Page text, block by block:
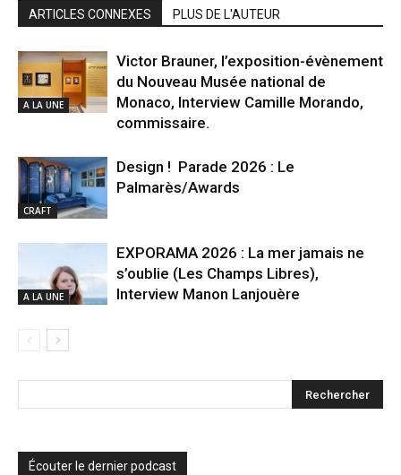
ARTICLES CONNEXES PLUS DE L'AUTEUR
A LA UNE
Victor Brauner, l’exposition-évènement
du Nouveau Musée national de
Monaco, Interview Camille Morando,
commissaire.
CRAFT
Design ! Parade 2026 : Le
Palmarès/Awards
A LA UNE
EXPORAMA 2026 : La mer jamais ne
s’oublie (Les Champs Libres),
Interview Manon Lanjouère
Écouter le dernier podcast